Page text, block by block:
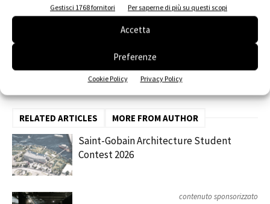
Gestisci 1768 fornitori Per saperne di più su questi scopi
Accetta
Preferenze
Cookie Policy Privacy Policy
Twitter
RELATED ARTICLES MORE FROM AUTHOR
Saint-Gobain Architecture Student
Contest 2026
contenuto sponsorizzato